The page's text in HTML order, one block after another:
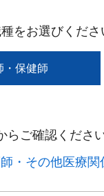
をお選びくださ
・保健師
ご確認ください
・その他医療関